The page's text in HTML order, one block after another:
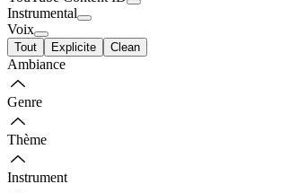
Instrumental
Voix
Tout Explicite Clean
Ambiance
Genre
Thème
Instrument